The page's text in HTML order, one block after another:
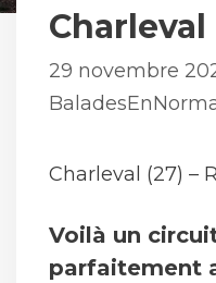
Charleval
29 novembre
Charleval (27) –
Voilà un
parfaitement